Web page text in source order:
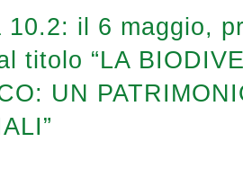
10.2: il 6 maggio,
titolo “LA
UN